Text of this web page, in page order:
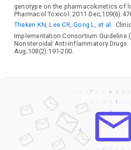
genotype on the pharmacokinetics of
Pharmacol Toxicol. 2011
Theken KN, Lee CR, Gong L, et al.
Implementation Consortium Guideline
Nonsteroidal Anti-Inflammatory Drugs.
Aug;108(2):191-200.